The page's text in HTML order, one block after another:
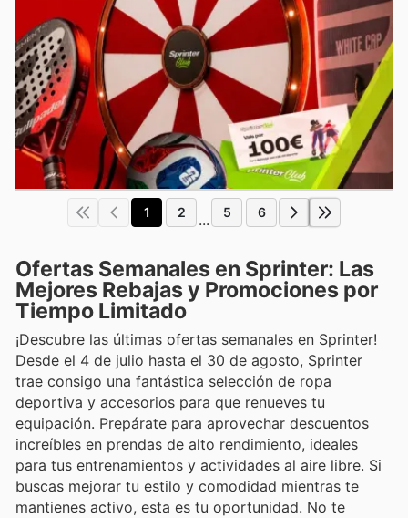
1 2 ... 5 6
Ofertas Semanales en Sprinter: Las
Mejores Rebajas y Promociones por
Tiempo Limitado
¡Descubre las últimas ofertas semanales en Sprinter!
Desde el 4 de julio hasta el 30 de agosto, Sprinter
trae consigo una fantástica selección de ropa
deportiva y accesorios para que renueves tu
equipación. Prepárate para aprovechar descuentos
increíbles en prendas de alto rendimiento, ideales
para tus entrenamientos y actividades al aire libre. Si
buscas mejorar tu estilo y comodidad mientras te
mantienes activo, esta es tu oportunidad. No te